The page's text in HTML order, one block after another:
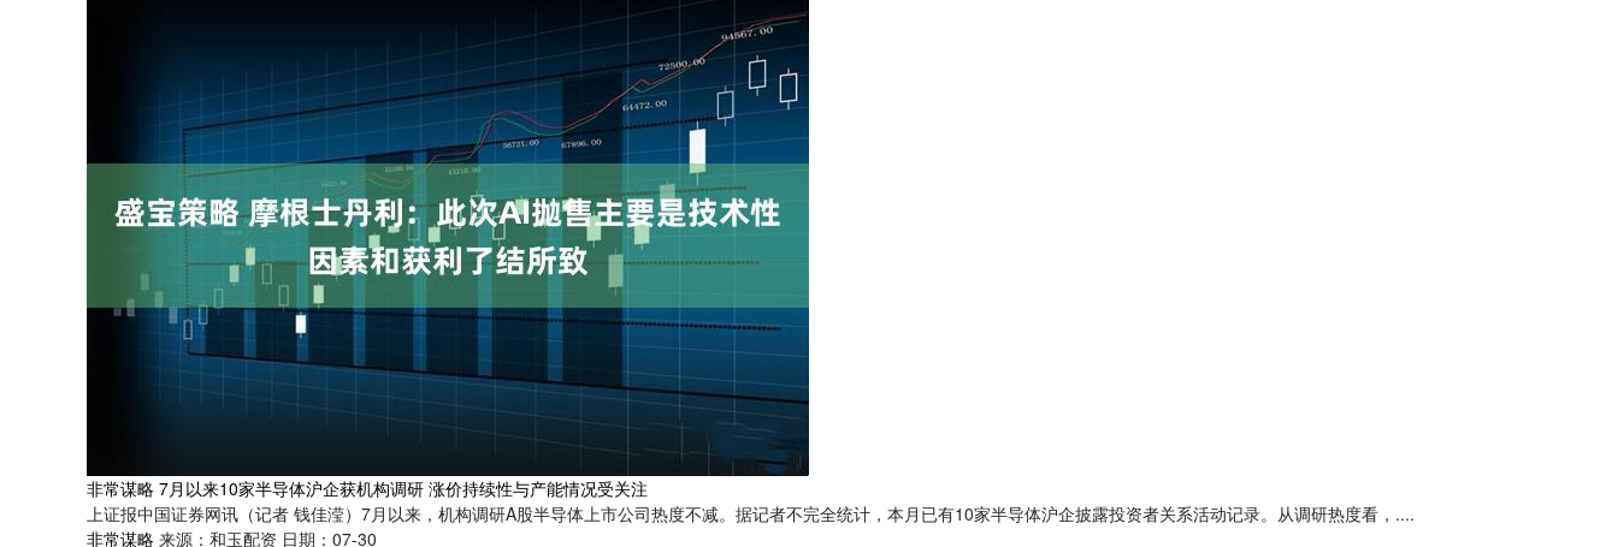
非常谋略 7月以来10家半导体沪企获机构调研 涨价持续性与产能情况受关注
上证报中国证券网讯（记者 钱佳滢）7月以来，机构调研A股半导体上市公司热度不减。据记者不完全统计，本月已有10家半导体沪企披露投资者关系活动记录。从调研热度看，....
非常谋略 来源：和玉配资 日期：07-30